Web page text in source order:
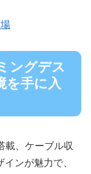
ングデス
を手に入
載、ケーブル収
ンが魅力で、